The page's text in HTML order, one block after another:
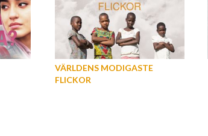
VÄRLDENS MODIGASTE
FLICKOR